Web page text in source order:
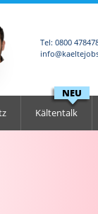
Tel: 0800
NEU
Kältentalk